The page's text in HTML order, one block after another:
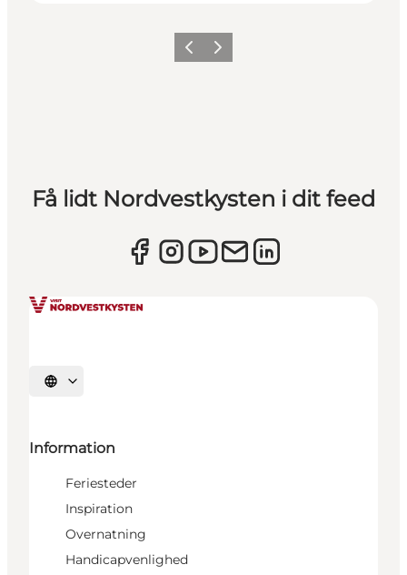
ForrigeNæste
Få lidt Nordvestkysten i dit feed
Vælg sprog
Information
Feriesteder
Inspiration
Overnatning
Handicapvenlighed